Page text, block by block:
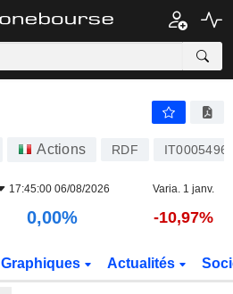
Actions RDF
17:45:00 06/08/2026 Varia. 1 janv.
0,00% -10,97%
Graphiques Actualités